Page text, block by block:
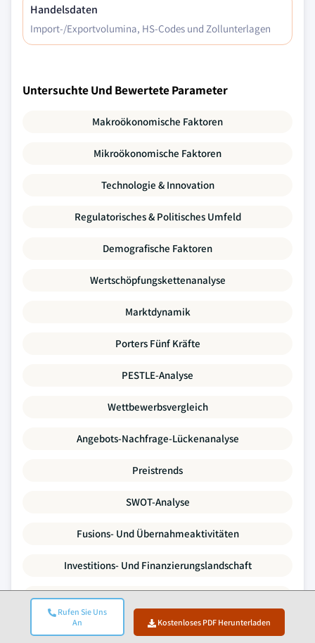
Rufen Sie Uns
An
Kostenloses PDF Herunterladen
Handelsdaten
Import-/Exportvolumina, HS-Codes und Zollunterlagen
Untersuchte Und Bewertete Parameter
Makroökonomische Faktoren
Mikroökonomische Faktoren
Technologie & Innovation
Regulatorisches & Politisches Umfeld
Demografische Faktoren
Wertschöpfungskettenanalyse
Marktdynamik
Porters Fünf Kräfte
PESTLE-Analyse
Wettbewerbsvergleich
Angebots-Nachfrage-Lückenanalyse
Preistrends
SWOT-Analyse
Fusions- Und Übernahmeaktivitäten
Investitions- Und Finanzierungslandschaft
Unternehmensprofile
Jeder Datenpunkt in diesem Bericht wird durch